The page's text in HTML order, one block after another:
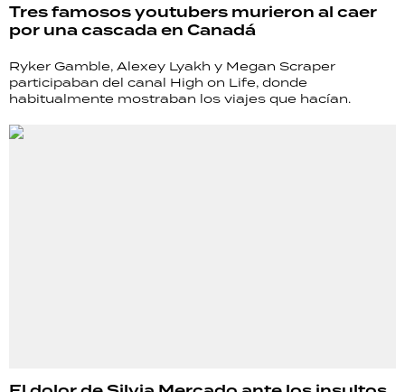
Tres famosos youtubers murieron al caer
por una cascada en Canadá
Ryker Gamble, Alexey Lyakh y Megan Scraper
participaban del canal High on Life, donde
habitualmente mostraban los viajes que hacían.